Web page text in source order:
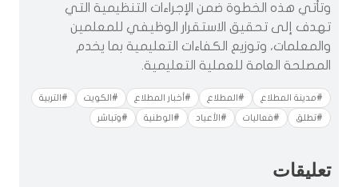
وتأتي هذه الخطوة ضمن الإجراءات التنظيمية التي
تهدف إلى تحقيق الاستقرار الوظيفي للمعلمين
والمعلمات، وتوزيع الكفاءات التعليمية بما يخدم
المصلحة العامة للعملية التعليمية.
#مدينة المطلاع #المطلاع #أخبار المطلاع #الكويت #التربية
#تطلق #فعاليات #الأعياد #الوطنية #وتباشر
تعليقات